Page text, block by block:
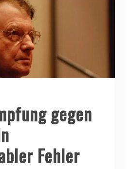
gegen
Fehler